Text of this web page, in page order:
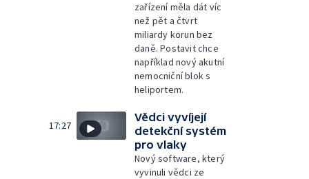
zařízení měla dát víc
než pět a čtvrt
miliardy korun bez
daně. Postavit chce
například nový akutní
nemocniční blok s
heliportem.
17:27
Vědci vyvíjejí
detekční systém
pro vlaky
Nový software, který
vyvinuli vědci ze